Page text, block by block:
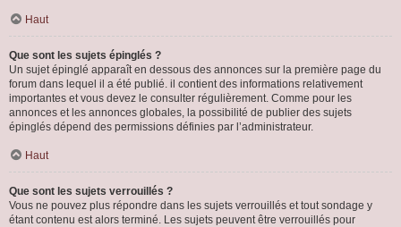
Haut
Que sont les sujets épinglés ?
Un sujet épinglé apparaît en dessous des annonces sur la première page du
forum dans lequel il a été publié. il contient des informations relativement
importantes et vous devez le consulter régulièrement. Comme pour les
annonces et les annonces globales, la possibilité de publier des sujets
épinglés dépend des permissions définies par l’administrateur.
Haut
Que sont les sujets verrouillés ?
Vous ne pouvez plus répondre dans les sujets verrouillés et tout sondage y
étant contenu est alors terminé. Les sujets peuvent être verrouillés pour